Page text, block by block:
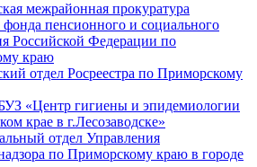
межрайонная прокуратура
пенсионного и социального
Российской Федерации по
краю
отдел Росреестра по Приморскому
«Центр гигиены и эпидемиологии
крае в г.Лесозаводске»
отдел Управления
по Приморскому краю в городе